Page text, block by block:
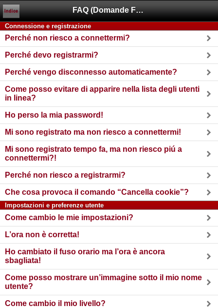
FAQ (Domande Frequenti)
Indice
Connessione e registrazione
Perché non riesco a connettermi?
Perché devo registrarmi?
Perché vengo disconnesso automaticamente?
Come posso evitare di apparire nella lista degli utenti
in linea?
Ho perso la mia password!
Mi sono registrato ma non riesco a connettermi!
Mi sono registrato tempo fa, ma non riesco piú a
connettermi?!
Perché non riesco a registrarmi?
Che cosa provoca il comando “Cancella cookie”?
Impostazioni e preferenze utente
Come cambio le mie impostazioni?
L’ora non è corretta!
Ho cambiato il fuso orario ma l’ora è ancora
sbagliata!
Come posso mostrare un’immagine sotto il mio nome
utente?
Come cambio il mio livello?